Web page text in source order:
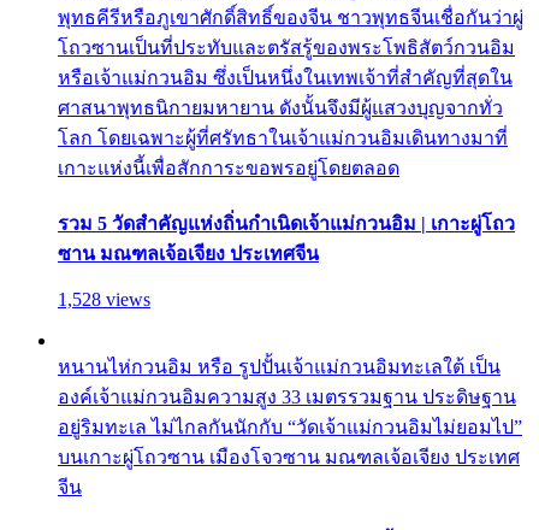
พุทธคีรีหรือภูเขาศักดิ์สิทธิ์ของจีน ชาวพุทธจีนเชื่อกันว่าผู่
โถวซานเป็นที่ประทับและตรัสรู้ของพระโพธิสัตว์กวนอิม
หรือเจ้าแม่กวนอิม ซึ่งเป็นหนึ่งในเทพเจ้าที่สำคัญที่สุดใน
ศาสนาพุทธนิกายมหายาน ดังนั้นจึงมีผู้แสวงบุญจากทั่ว
โลก โดยเฉพาะผู้ที่ศรัทธาในเจ้าแม่กวนอิมเดินทางมาที่
เกาะแห่งนี้เพื่อสักการะขอพรอยู่โดยตลอด
รวม 5 วัดสำคัญแห่งถิ่นกำเนิดเจ้าแม่กวนอิม | เกาะผู่โถว
ซาน มณฑลเจ้อเจียง ประเทศจีน
1,528 views
หนานไห่กวนอิม หรือ รูปปั้นเจ้าแม่กวนอิมทะเลใต้ เป็น
องค์เจ้าแม่กวนอิมความสูง 33 เมตรรวมฐาน ประดิษฐาน
อยู่ริมทะเล ไม่ไกลกันนักกับ “วัดเจ้าแม่กวนอิมไม่ยอมไป”
บนเกาะผู่โถวซาน เมืองโจวซาน มณฑลเจ้อเจียง ประเทศ
จีน